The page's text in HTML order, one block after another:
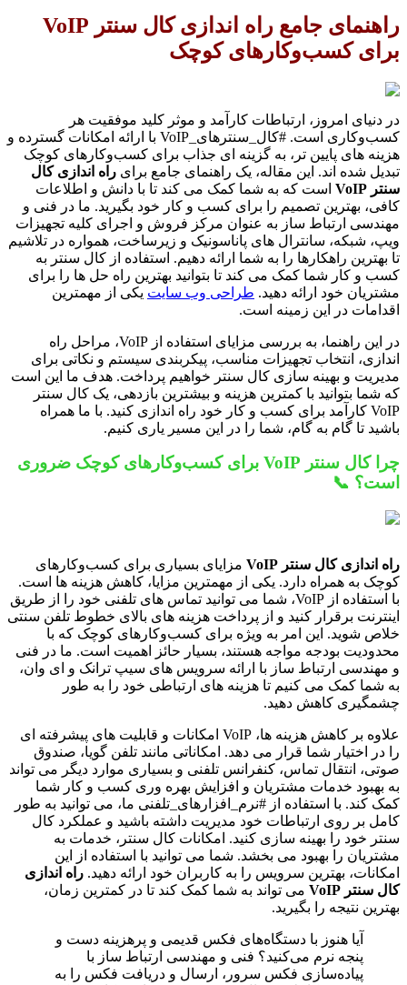
راهنمای جامع راه اندازی کال سنتر VoIP
برای کسب‌وکارهای کوچک
در دنیای امروز، ارتباطات کارآمد و موثر کلید موفقیت هر
کسب‌وکاری است. #کال_سنترهای_VoIP با ارائه امکانات گسترده و
هزینه های پایین تر، به گزینه ای جذاب برای کسب‌وکارهای کوچک
تبدیل شده اند. این مقاله، یک راهنمای جامع برای راه اندازی کال
سنتر VoIP
است که به شما کمک می کند تا با دانش و اطلاعات
کافی، بهترین تصمیم را برای کسب و کار خود بگیرید. ما در فنی و
مهندسی ارتباط ساز به عنوان مرکز فروش و اجرای کلیه تجهیزات
ویپ، شبکه، سانترال های پاناسونیک و زیرساخت، همواره در تلاشیم
تا بهترین راهکارها را به شما ارائه دهیم. استفاده از کال سنتر به
کسب و کار شما کمک می کند تا بتوانید بهترین راه حل ها را برای
مشتریان خود ارائه دهید. طراحی وب سایت یکی از مهمترین
اقدامات در این زمینه است.
در این راهنما، به بررسی مزایای استفاده از VoIP، مراحل راه
اندازی، انتخاب تجهیزات مناسب، پیکربندی سیستم و نکاتی برای
مدیریت و بهینه سازی کال سنتر خواهیم پرداخت. هدف ما این است
که شما بتوانید با کمترین هزینه و بیشترین بازدهی، یک کال سنتر
VoIP کارآمد برای کسب و کار خود راه اندازی کنید. با ما همراه
باشید تا گام به گام، شما را در این مسیر یاری کنیم.
چرا کال سنتر VoIP برای کسب‌وکارهای کوچک ضروری
است؟ 📞
راه اندازی کال سنتر VoIP
مزایای بسیاری برای کسب‌وکارهای
کوچک به همراه دارد. یکی از مهمترین مزایا، کاهش هزینه ها است.
با استفاده از VoIP، شما می توانید تماس های تلفنی خود را از طریق
اینترنت برقرار کنید و از پرداخت هزینه های بالای خطوط تلفن سنتی
خلاص شوید. این امر به ویژه برای کسب‌وکارهای کوچک که با
محدودیت بودجه مواجه هستند، بسیار حائز اهمیت است. ما در فنی
و مهندسی ارتباط ساز با ارائه سرویس های سیپ ترانک و ای وان،
به شما کمک می کنیم تا هزینه های ارتباطی خود را به طور
چشمگیری کاهش دهید.
علاوه بر کاهش هزینه ها، VoIP امکانات و قابلیت های پیشرفته ای
را در اختیار شما قرار می دهد. امکاناتی مانند تلفن گویا، صندوق
صوتی، انتقال تماس، کنفرانس تلفنی و بسیاری موارد دیگر می تواند
به بهبود خدمات مشتریان و افزایش بهره وری کسب و کار شما
کمک کند. با استفاده از #نرم_افزارهای_تلفنی ما، می توانید به طور
کامل بر روی ارتباطات خود مدیریت داشته باشید و عملکرد کال
سنتر خود را بهینه سازی کنید. امکانات کال سنتر، خدمات به
مشتریان را بهبود می بخشد. شما می توانید با استفاده از این
امکانات، بهترین سرویس را به کاربران خود ارائه دهید. راه اندازی
کال سنتر VoIP
می تواند به شما کمک کند تا در کمترین زمان،
بهترین نتیجه را بگیرید.
آیا هنوز با دستگاه‌های فکس قدیمی و پرهزینه دست و
پنجه نرم می‌کنید؟ فنی و مهندسی ارتباط ساز با
پیاده‌سازی فکس سرور، ارسال و دریافت فکس را به